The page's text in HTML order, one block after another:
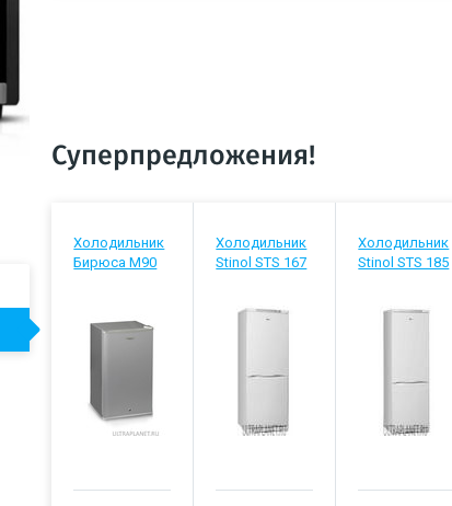
Суперпредложения!
Холодильник
Бирюса М90
Холодильник
Stinol STS 167
Холодильник
Stinol STS 185